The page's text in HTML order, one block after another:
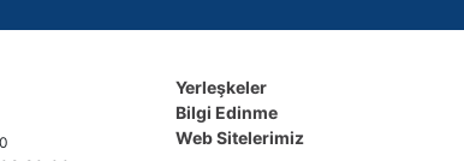
Yerleşkeler
Bilgi Edinme
Web Sitelerimiz